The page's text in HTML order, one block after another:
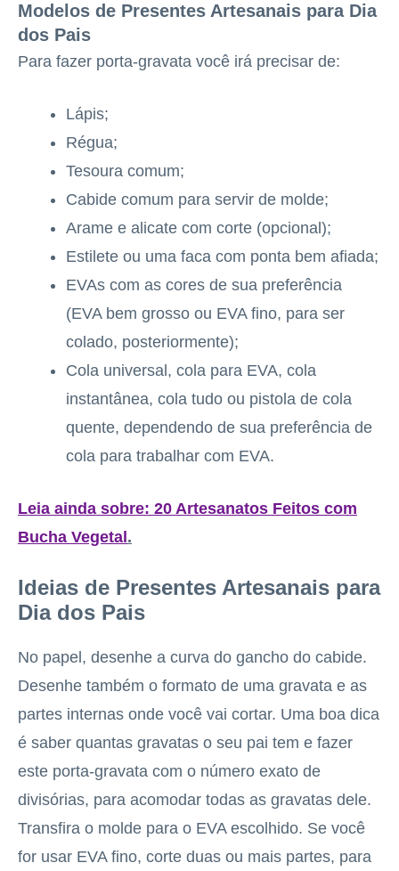
Modelos de Presentes Artesanais para Dia
dos Pais
Para fazer porta-gravata você irá precisar de:
Lápis;
Régua;
Tesoura comum;
Cabide comum para servir de molde;
Arame e alicate com corte (opcional);
Estilete ou uma faca com ponta bem afiada;
EVAs com as cores de sua preferência
(EVA bem grosso ou EVA fino, para ser
colado, posteriormente);
Cola universal, cola para EVA, cola
instantânea, cola tudo ou pistola de cola
quente, dependendo de sua preferência de
cola para trabalhar com EVA.
Leia ainda sobre: 20 Artesanatos Feitos com
Bucha Vegetal .
Ideias de Presentes Artesanais para
Dia dos Pais
No papel, desenhe a curva do gancho do cabide.
Desenhe também o formato de uma gravata e as
partes internas onde você vai cortar. Uma boa dica
é saber quantas gravatas o seu pai tem e fazer
este porta-gravata com o número exato de
divisórias, para acomodar todas as gravatas dele.
Transfira o molde para o EVA escolhido. Se você
for usar EVA fino, corte duas ou mais partes, para